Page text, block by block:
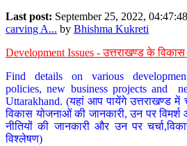
Last post: September 25, 2022,
carving A... by Bhishma Kukreti
Development Issues - उत्तराखण्ड के विकास
Find details on various
policies, new business projects and
Uttarakhand. (यहां आप पायेंगे उत्तराखण्ड में
विकास योजनाओं की जानकारी, उन पर
नीतियों की जानकारी और उन पर
विश्लेषण)